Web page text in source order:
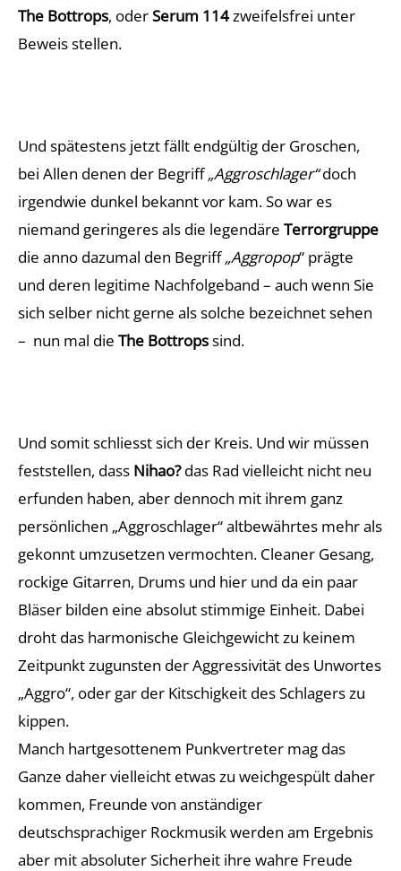
The Bottrops, oderSerum 114zweifelsfrei unter
Beweis stellen.
Und spätestens jetzt fällt endgültig der Groschen,
bei Allen denen der Begriff„Aggroschlager“doch
irgendwie dunkel bekannt vor kam. So war es
niemand geringeres als die legendäre Terrorgruppe
die anno dazumal den Begriff„Aggropop“ prägte
und deren legitime Nachfolgeband – auch wenn Sie
sich selber nicht gerne als solche bezeichnet sehen
– nun mal die The Bottropssind.
Und somit schliesst sich der Kreis. Und wir müssen
feststellen, dass Nihao?das Rad vielleicht nicht neu
erfunden haben, aber dennoch mit ihrem ganz
persönlichen „Aggroschlager“ altbewährtes mehr als
gekonnt umzusetzen vermochten. Cleaner Gesang,
rockige Gitarren, Drums und hier und da ein paar
Bläser bilden eine absolut stimmige Einheit. Dabei
droht das harmonische Gleichgewicht zu keinem
Zeitpunkt zugunsten der Aggressivität des Unwortes
„Aggro“, oder gar der Kitschigkeit des Schlagers zu
kippen.
Manch hartgesottenem Punkvertreter mag das
Ganze daher vielleicht etwas zu weichgespült daher
kommen, Freunde von anständiger
deutschsprachiger Rockmusik werden am Ergebnis
aber mit absoluter Sicherheit ihre wahre Freude